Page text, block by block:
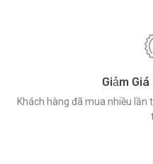
Giảm
Khách hàng đã mua nhiều